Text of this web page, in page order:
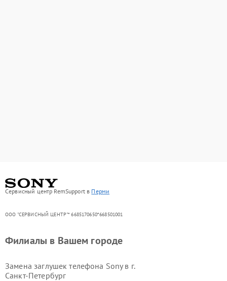
Сервисный центр RemSupport в Перми
ООО "СЕРВИСНЫЙ ЦЕНТР"* 6685170650*668501001
Филиалы в Вашем городе
Замена заглушек телефона Sony в г.
Санкт-Петербург